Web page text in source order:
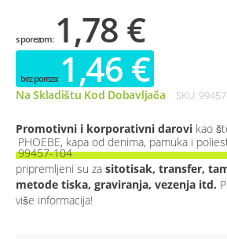
1,78 €
1,46 €
Na Skladištu Kod Dobavljača SKU
Promotivni i korporativni darovi kao
PHOEBE, kapa od denima, pamuka i
99457-104
pripremljeni su za sitotisak, transfer,
metode tiska, graviranja, vezenja itd.
više informacija!